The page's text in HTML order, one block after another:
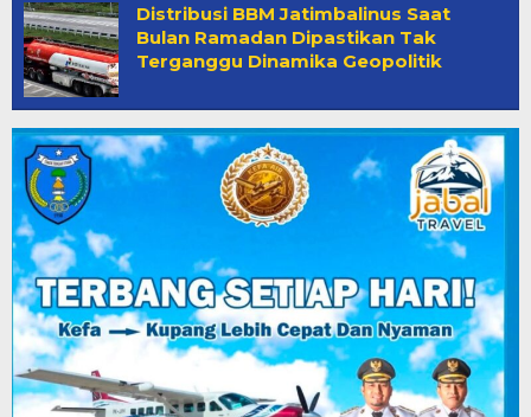
Distribusi BBM Jatimbalinus Saat
Bulan Ramadan Dipastikan Tak
Terganggu Dinamika Geopolitik